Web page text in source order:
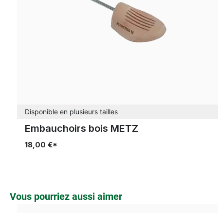
Disponible en plusieurs tailles
Embauchoirs bois METZ
18,00 €*
Ignorer la galerie de produits
Vous pourriez aussi aimer